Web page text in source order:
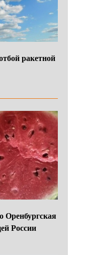
ракетной
Оренбургская
России